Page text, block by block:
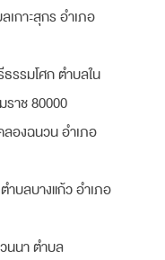
เกาะสุกร อำเภอ
รรมโศก ตำบลใน
ราช 80000
องฉนวน อำเภอ
ำบลบางแก้ว อำเภอ
นนา ตำบล